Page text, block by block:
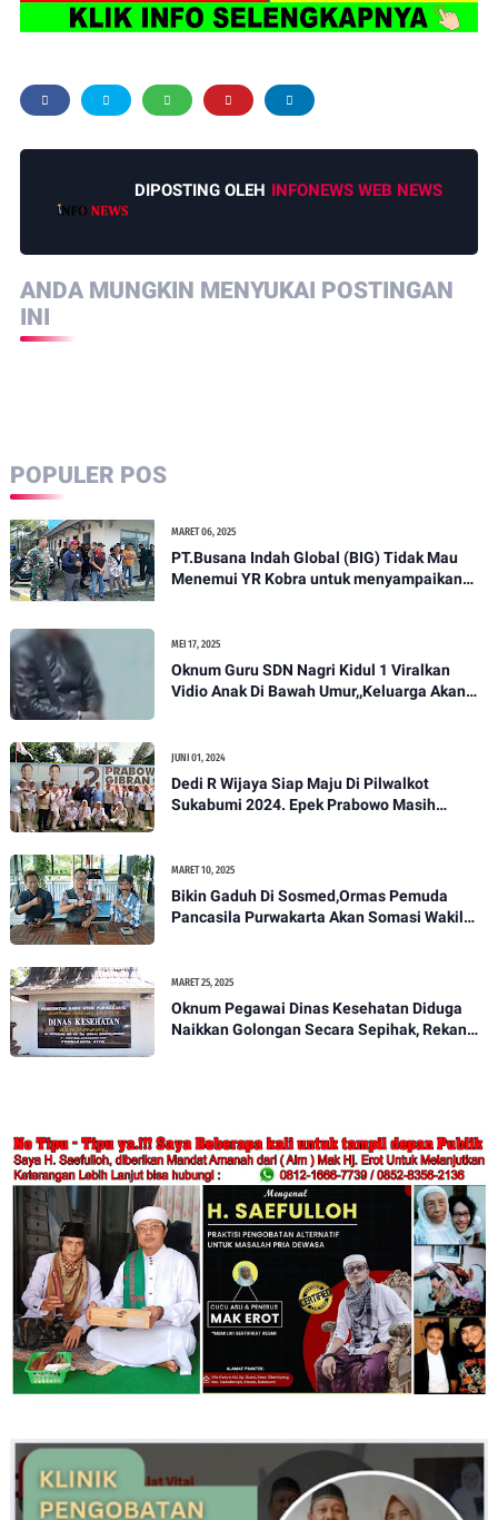
DIPOSTING OLEH INFONEWS WEB NEWS
ANDA MUNGKIN MENYUKAI POSTINGAN
INI
POPULER POS
MARET 06, 2025
PT.Busana Indah Global (BIG) Tidak Mau
Menemui YR Kobra untuk menyampaikan
MEI 17, 2025
Oknum Guru SDN Nagri Kidul 1 Viralkan
Vidio Anak Di Bawah Umur,,Keluarga Akan
JUNI 01, 2024
Dedi R Wijaya Siap Maju Di Pilwalkot
Sukabumi 2024. Epek Prabowo Masih
MARET 10, 2025
Bikin Gaduh Di Sosmed,Ormas Pemuda
Pancasila Purwakarta Akan Somasi Wakil
MARET 25, 2025
Oknum Pegawai Dinas Kesehatan Diduga
Naikkan Golongan Secara Sepihak, Rekan